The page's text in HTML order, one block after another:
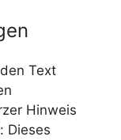
Text
Hinweis
Dieses